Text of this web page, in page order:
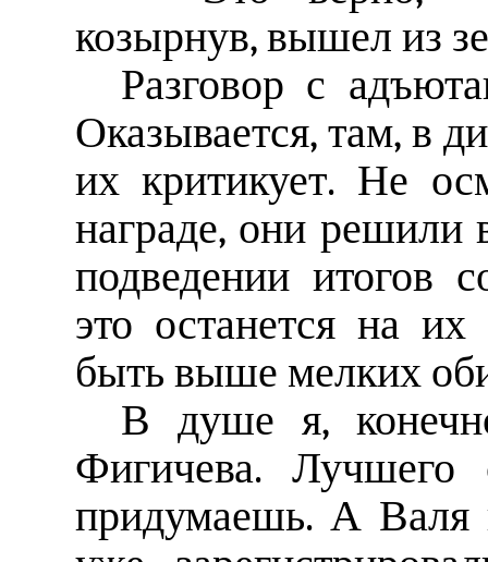
козырнув, вышел из
Разговор с
Оказывается, там, в
их критикует. Не
награде, они решили
подведении итогов
это останется на
быть выше мелких
В душе я,
Фигичева. Лучшего
придумаешь. А Валя